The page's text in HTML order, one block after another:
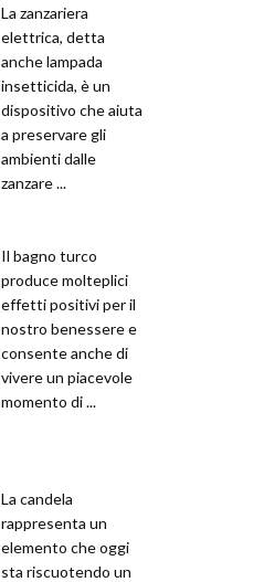
La zanzariera
elettrica, detta
anche lampada
insetticida, è un
dispositivo che aiuta
a preservare gli
ambienti dalle
zanzare ...
Il bagno turco
produce molteplici
effetti positivi per il
nostro benessere e
consente anche di
vivere un piacevole
momento di ...
La candela
rappresenta un
elemento che oggi
sta riscuotendo un